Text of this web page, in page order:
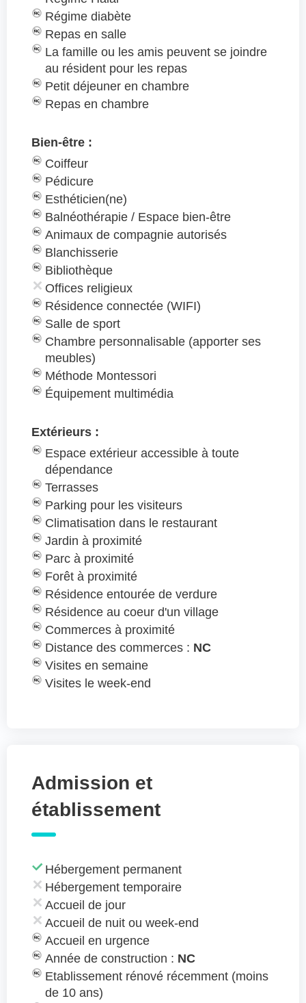
Régime diabète
Repas en salle
La famille ou les amis peuvent se joindre
au résident pour les repas
Petit déjeuner en chambre
Repas en chambre
Bien-être :
Coiffeur
Pédicure
Esthéticien(ne)
Balnéothérapie / Espace bien-être
Animaux de compagnie autorisés
Blanchisserie
Bibliothèque
Offices religieux
Résidence connectée (WIFI)
Salle de sport
Chambre personnalisable (apporter ses
meubles)
Méthode Montessori
Équipement multimédia
Extérieurs :
Espace extérieur accessible à toute
dépendance
Terrasses
Parking pour les visiteurs
Climatisation dans le restaurant
Jardin à proximité
Parc à proximité
Forêt à proximité
Résidence entourée de verdure
Résidence au coeur d'un village
Commerces à proximité
Distance des commerces : NC
Visites en semaine
Visites le week-end
Admission et
établissement
Hébergement permanent
Hébergement temporaire
Accueil de jour
Accueil de nuit ou week-end
Accueil en urgence
Année de construction : NC
Etablissement rénové récemment (moins
de 10 ans)